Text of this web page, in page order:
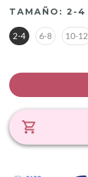
TAMAÑO: 2-4
2-4 6-8 10-12